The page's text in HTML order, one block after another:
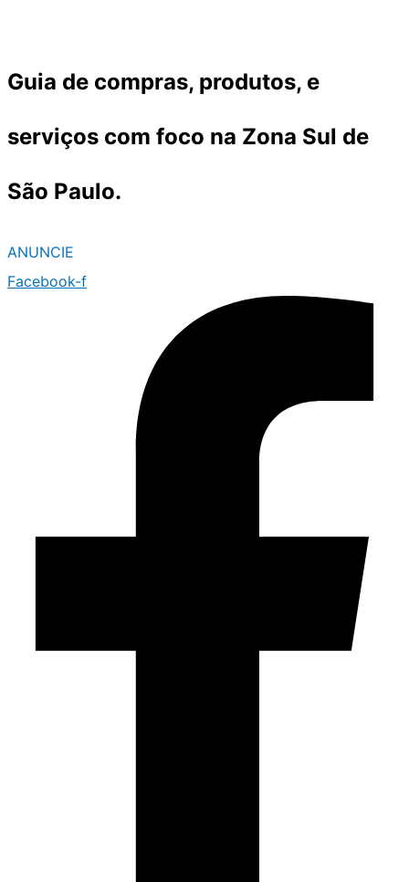
o
Guia de compras, produtos, e
serviços com foco na Zona Sul de
São Paulo.
ANUNCIE
Facebook-f